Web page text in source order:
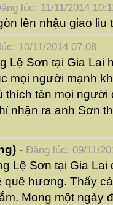
lúc: 11/11/2014
lên nhậu giao liu
10/11/2014 07:08
Lệ Sơn tại Gia Lai
mọi người mạnh
thích tên mọi
nhận ra anh Sơn
- Đăng lúc: 09/11/
Lệ Sơn tại Gia Lai
quê hương. Thấy
Mong một ngày